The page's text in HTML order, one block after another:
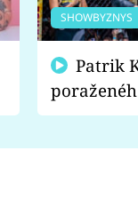
SHOWBYZNYS
fanoušci